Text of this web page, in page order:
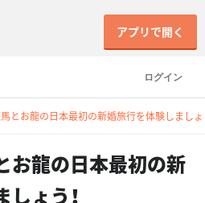
ログイン
アプリで開く
とお龍の日本最初の新婚旅行を体験しましょ
お龍の日本最初の新
ょう！